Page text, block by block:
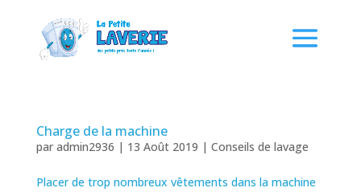
Charge de la machine
par admin2936 | 13 Août 2019 | Conseils de lavage
Placer de trop nombreux vêtements dans la machine